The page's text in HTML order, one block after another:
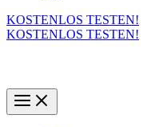
KOSTENLOS TESTEN!
KOSTENLOS TESTEN!